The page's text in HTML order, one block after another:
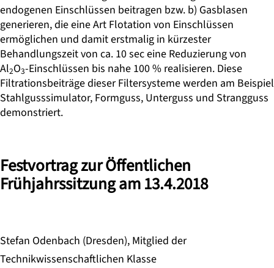
endogenen Einschlüssen beitragen bzw. b) Gasblasen
generieren, die eine Art Flotation von Einschlüssen
ermöglichen und damit erstma­lig in kürzester
Behandlungszeit von ca. 10 sec eine Reduzierung von
Al2O3-Ein­schlüssen bis nahe 100 % realisieren. Diese
Filtrationsbeiträge dieser Filtersysteme werden am Beispiel
Stahlgusssimulator, Formguss, Unterguss und Strangguss
de­monstriert.
Festvortrag zur Öffentlichen
Frühjahrssitzung am 13.4.2018
Stefan Odenbach (Dresden), Mitglied der
Technikwissenschaftlichen Klasse